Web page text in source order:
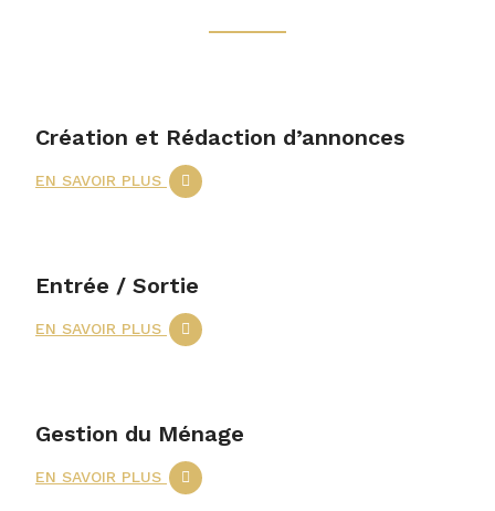
Création et Rédaction d’annonces
EN SAVOIR PLUS
Entrée / Sortie
EN SAVOIR PLUS
Gestion du Ménage
EN SAVOIR PLUS